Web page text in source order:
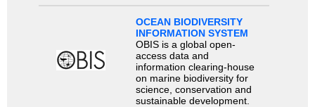
OCEAN BIODIVERSITY
INFORMATION SYSTEM
OBIS is a global open-
access data and
information clearing-house
on marine biodiversity for
science, conservation and
sustainable development.